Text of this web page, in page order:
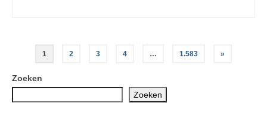
Berichten
paginering
1 2 3 4 … 1.583 »
Zoeken
Zoeken